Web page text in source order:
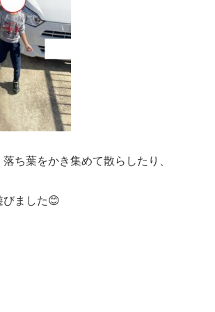
ち葉をかき集めて散らしたり、
びました😊